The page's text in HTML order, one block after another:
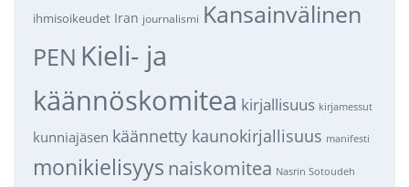
ihmisoikeudet Iran journalismi Kansainvälinen
PEN Kieli- ja
käännöskomitea kirjallisuus kirjamessut
kunniajäsen käännetty kaunokirjallisuus manifesti
monikielisyys naiskomitea Nasrin Sotoudeh